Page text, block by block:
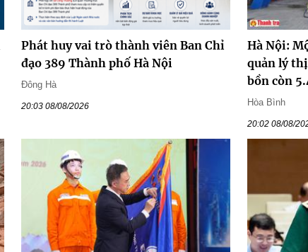
Phát huy vai trò thành viên Ban Chỉ
đạo 389 Thành phố Hà Nội
Đông Hà
20:03 08/08/2026
Hà Nội:
quản lý
bồn còn
Hòa Bình
20:02 08/08/